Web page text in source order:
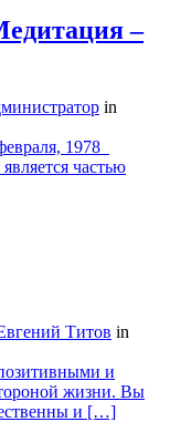
–
in
1978
частью
Титов in
и
жизни. Вы
и […]